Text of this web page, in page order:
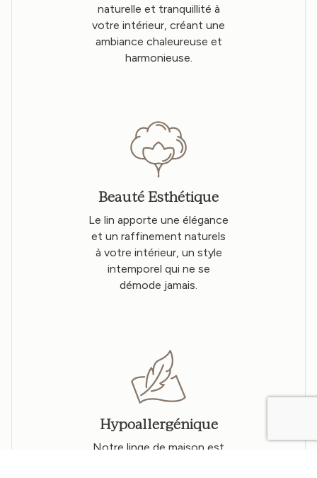
naturelle et tranquillité à
votre intérieur, créant une
ambiance chaleureuse et
harmonieuse.
Beauté Esthétique
Le lin apporte une élégance
et un raffinement naturels
à votre intérieur, un style
intemporel qui ne se
démode jamais.
Hypoallergénique
Notre linge de maison est